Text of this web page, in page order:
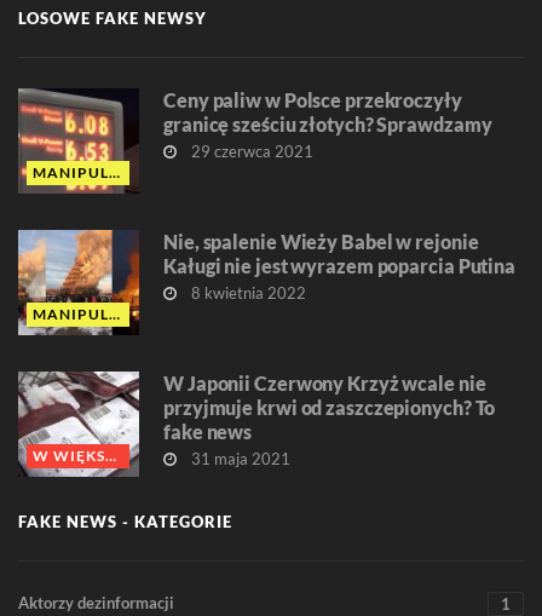
LOSOWE FAKE NEWSY
MANIPULACJA
Ceny paliw w Polsce przekroczyły
granicę sześciu złotych? Sprawdzamy
29 czerwca 2021
MANIPULACJA
Nie, spalenie Wieży Babel w rejonie
Kaługi nie jest wyrazem poparcia Putina
8 kwietnia 2022
W WIĘKSZOŚCI FAŁSZ
W Japonii Czerwony Krzyż wcale nie
przyjmuje krwi od zaszczepionych? To
fake news
31 maja 2021
FAKE NEWS - KATEGORIE
Aktorzy dezinformacji 1